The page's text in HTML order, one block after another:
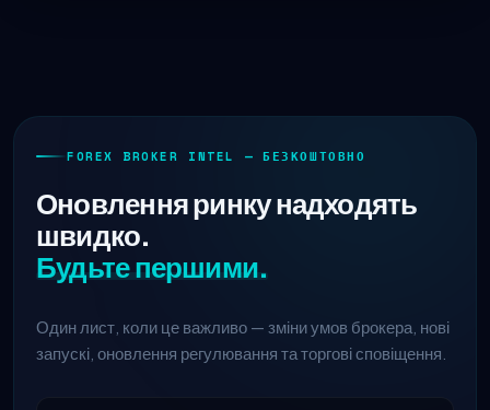
FOREX BROKER INTEL — БЕЗКОШТОВНО
Оновлення ринку надходять
швидко.
Будьте першими.
Один лист, коли це важливо — зміни умов брокера, нові
запускі, оновлення регулювання та торгові сповіщення.